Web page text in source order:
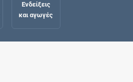
Ενδείξεις
και αγωγές